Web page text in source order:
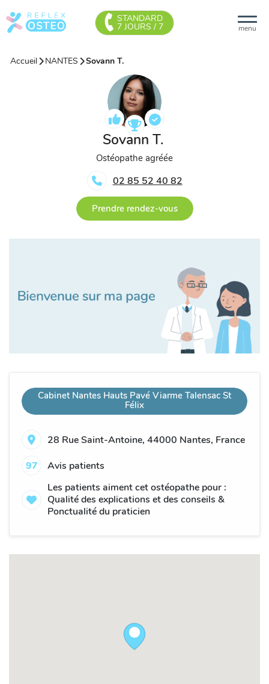
menu
STANDARD
7 JOURS / 7
Accueil NANTES Sovann T.
Sovann T.
Ostéopathe agréée
02 85 52 40 82
Prendre rendez-vous
Cabinet Nantes Hauts Pavé Viarme Talensac St
Félix
28 Rue Saint-Antoine, 44000 Nantes, France
97
Avis patients
Les patients aiment cet ostéopathe pour :
Qualité des explications et des conseils &
Ponctualité du praticien